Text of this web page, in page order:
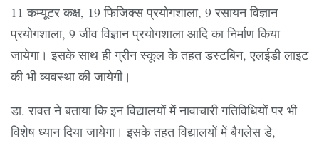
11 कम्यूटर कक्ष, 19 फिजिक्स प्रयोगशाला, 9 रसायन विज्ञान
प्रयोगशाला, 9 जीव विज्ञान प्रयोगशाला आदि का निर्माण किया
जायेगा। इसके साथ ही ग्रीन स्कूल के तहत डस्टबिन, एलईडी लाइट
की भी व्यवस्था की जायेगी।
डा. रावत ने बताया कि इन विद्यालयों में नावाचारी गतिविधियों पर भी
विशेष ध्यान दिया जायेगा। इसके तहत विद्यालयों में बैगलेस डे,